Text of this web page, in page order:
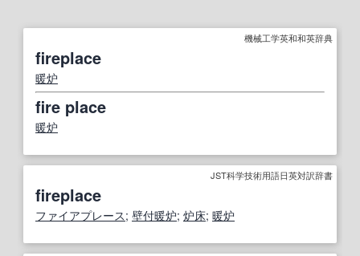
機械工学英和和英辞典
fireplace
暖炉
fire place
暖炉
JST科学技術用語日英対訳辞書
fireplace
ファイアプレース; 壁付暖炉; 炉床; 暖炉